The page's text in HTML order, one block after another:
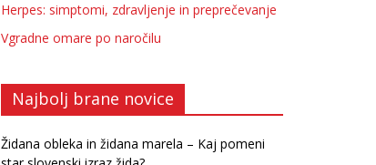
Herpes: simptomi, zdravljenje in preprečevanje
Vgradne omare po naročilu
Najbolj brane novice
Židana obleka in židana marela – Kaj pomeni